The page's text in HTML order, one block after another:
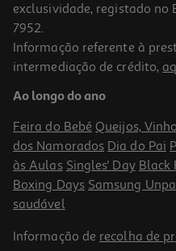
Livro O Castelo Encantado De E.
14.85 €/un
PVP de editor
14,85 €
exclusividade, registado no
7952.
Informação referente à
intermediação de crédito,
Ao longo do ano
Feira do Bebé Queijos,
dos Namorados Dia do Pai
às Aulas Singles' Day Black
Boxing Days Samsung
saudável
Informação de recolha de